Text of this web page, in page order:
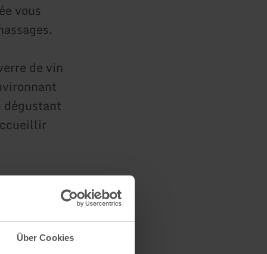
Über Cookies
vous
de vin
dégustant